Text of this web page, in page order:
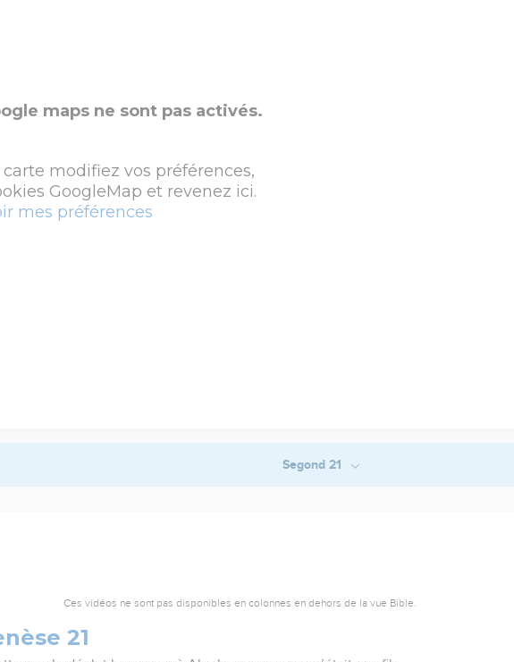
maps ne sont pas activés.
modifiez vos préférences,
GoogleMap et revenez ici.
mes préférences
Segond 21
Ces vidéos ne sont pas disponibles en colonnes en dehors de la vue Bible.
21